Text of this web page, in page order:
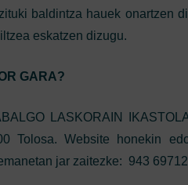
baldintza hauek onartzen
eskatzen dizugu.
GARA?
LASKORAIN
Tolosa. Website honekin
jar zaitezke: 943